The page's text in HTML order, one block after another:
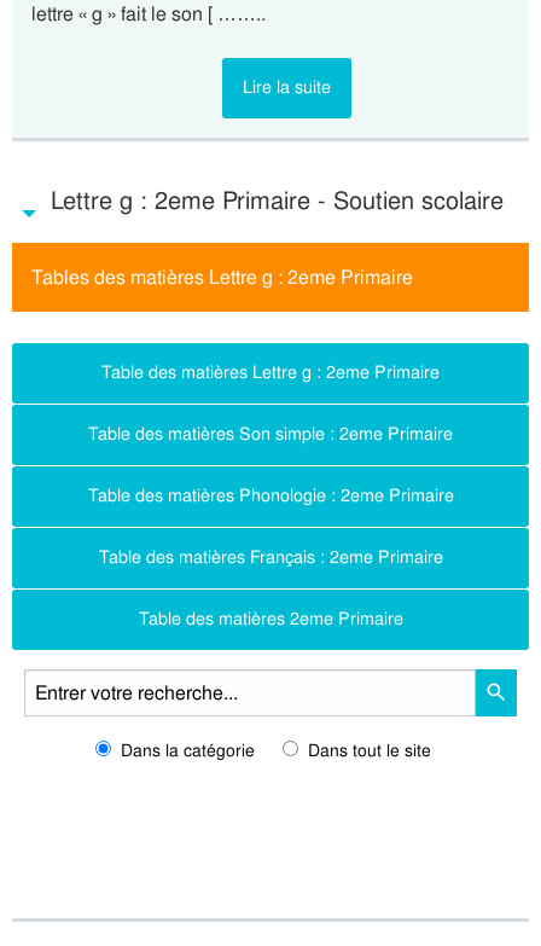
lettre « g » fait le son [ ……..
Lire la suite
Lettre g : 2eme Primaire - Soutien scolaire
Tables des matières Lettre g : 2eme Primaire
Table des matières Lettre g : 2eme Primaire
Table des matières Son simple : 2eme Primaire
Table des matières Phonologie : 2eme Primaire
Table des matières Français : 2eme Primaire
Table des matières 2eme Primaire
Dans la catégorie Dans tout le site